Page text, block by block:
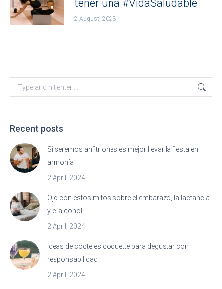
tener una #VidaSaludable
2 August, 2023
Search:
Recent posts
Si seremos anfitriones es mejor llevar la fiesta en
armonía
2 April, 2024
Ojo con estos mitos sobre el embarazo, la lactancia
y el alcohol
2 April, 2024
Ideas de cócteles coquette para degustar con
responsabilidad
2 April, 2024